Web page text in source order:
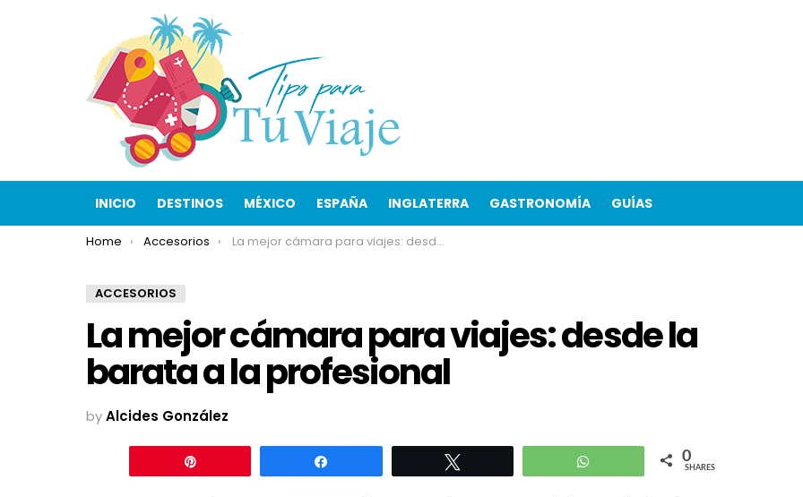
INICIO DESTINOS MÉXICO ESPAÑA INGLATERRA GASTRONOMÍA GUÍAS
You are here:
Home Accesorios La mejor cámara para viajes: desde la barata a la profesional
ACCESORIOS
La mejor cámara para viajes: desde la
barata a la profesional
byAlcides González
WhatsApp 0
SHARES